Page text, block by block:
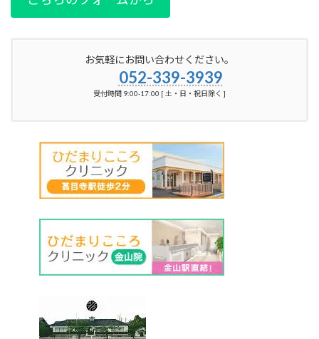
お気軽にお問い合わせください。
052-339-3939
受付時間 9:00-17:00 [ 土・日・祝日除く ]